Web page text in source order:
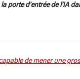
la porte d’entrée de l’IA